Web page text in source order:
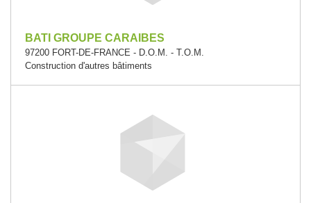
BATI GROUPE CARAIBES
97200 FORT-DE-FRANCE - D.O.M. - T.O.M.
Construction d'autres bâtiments